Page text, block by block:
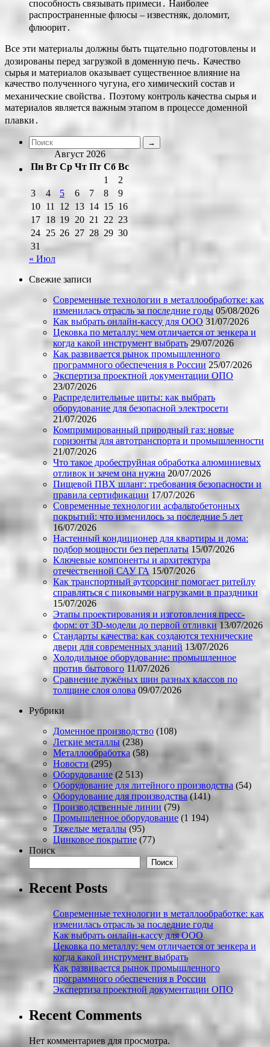
способность связывать примеси․ Наиболее
распространенные флюсы ‒ известняк, доломит,
флюорит․
Все эти материалы должны быть тщательно подготовлены и
дозированы перед загрузкой в доменную печь․ Качество
сырья и материалов оказывает существенное влияние на
качество полученного чугуна, его химический состав и
механические свойства․ Поэтому контроль качества сырья и
материалов является важным этапом в процессе доменной
плавки․
Август 2026
Пн Вт Ср Чт Пт Сб Вс
1
2
3
4 5 6 7 8
9
10 11 12 13 14 15 16
17 18 19 20 21 22 23
24 25 26 27 28 29 30
31
« Июл
Свежие записи
Современные технологии в металлообработке: как
изменилась отрасль за последние годы 05/08/2026
Как выбрать онлайн-кассу для ООО 31/07/2026
Цековка по металлу: чем отличается от зенкера и
когда какой инструмент выбрать 29/07/2026
Как развивается рынок промышленного
программного обеспечения в России 25/07/2026
Экспертиза проектной документации ОПО
23/07/2026
Распределительные щиты: как выбрать
оборудование для безопасной электросети
21/07/2026
Компримированный природный газ: новые
горизонты для автотранспорта и промышленности
21/07/2026
Что такое дробеструйная обработка алюминиевых
отливок и зачем она нужна 20/07/2026
Пищевой ПВХ шланг: требования безопасности и
правила сертификации 17/07/2026
Современные технологии асфальтобетонных
покрытий: что изменилось за последние 5 лет
16/07/2026
Настенный кондиционер для квартиры и дома:
подбор мощности без переплаты 15/07/2026
Ключевые компоненты и архитектура
отечественной САУ ГА 15/07/2026
Как транспортный аутсорсинг помогает ритейлу
справляться с пиковыми нагрузками в праздники
15/07/2026
Этапы проектирования и изготовления пресс-
форм: от 3D-модели до первой отливки 13/07/2026
Стандарты качества: как создаются технические
двери для современных зданий 13/07/2026
Холодильное оборудование: промышленное
против бытового 11/07/2026
Сравнение лужёных шин разных классов по
толщине слоя олова 09/07/2026
Рубрики
Доменное производство (108)
Легкие металлы (238)
Металлообработка (58)
Новости (295)
Оборудование (2 513)
Оборудование для литейного производства (54)
Оборудование для производства(141)
Производственные линии (79)
Промышленное оборудование (1 194)
Тяжелые металлы (95)
Цинковое покрытие (77)
Поиск
Поиск
Recent Posts
Современные технологии в металлообработке: как
изменилась отрасль за последние годы
Как выбрать онлайн-кассу для ООО
Цековка по металлу: чем отличается от зенкера и
когда какой инструмент выбрать
Как развивается рынок промышленного
программного обеспечения в России
Экспертиза проектной документации ОПО
Recent Comments
Нет комментариев для просмотра.